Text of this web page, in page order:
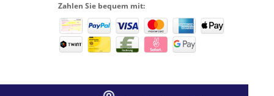
Zahlen Sie bequem mit: